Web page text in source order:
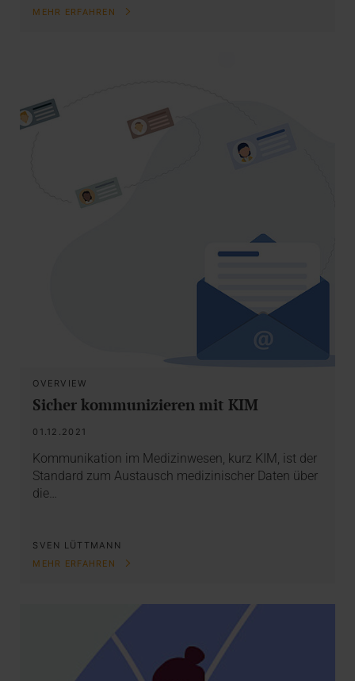
MEHR ERFAHREN
OVERVIEW
Sicher kommunizieren mit KIM
01.12.2021
Kommunikation im Medizinwesen, kurz KIM, ist der
Standard zum Austausch medizinischer Daten über
die…
SVEN LÜTTMANN
MEHR ERFAHREN